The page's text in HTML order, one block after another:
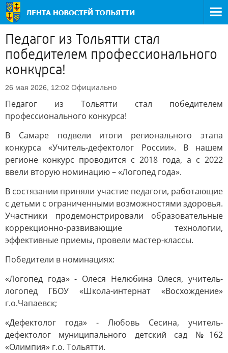
Педагог из Тольятти стал
победителем профессионального
конкурса!
26 мая 2026, 12:02 Официально
Педагог из Тольятти стал победителем
профессионального конкурса!
В Самаре подвели итоги регионального этапа
конкурса «Учитель-дефектолог России». В нашем
регионе конкурс проводится с 2018 года, а с 2022
ввели вторую номинацию – «Логопед года».
В состязании приняли участие педагоги, работающие
с детьми с ограниченными возможностями здоровья.
Участники продемонстрировали образовательные
коррекционно-развивающие технологии,
эффективные приемы, провели мастер-классы.
Победители в номинациях:
«Логопед года» - Олеся Нелюбина Олеся, учитель-
логопед ГБОУ «Школа-интернат «Восхождение»
г.о.Чапаевск;
«Дефектолог года» - Любовь Сесина, учитель-
дефектолог муниципального детский сад №162
«Олимпия» г.о. Тольятти.